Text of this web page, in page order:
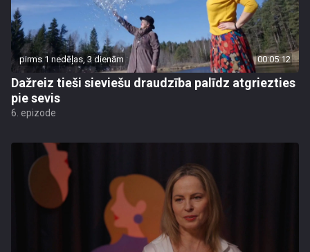
pirms 1 nedēļas, 3 dienām 00:05:12
Dažreiz tieši sieviešu draudzība palīdz atgriezties
pie sevis
6. epizode